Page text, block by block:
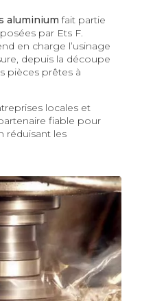
aluminium fait partie
par Ets F.
en charge l’usinage
depuis la découpe
pièces prêtes à
locales et
fiable pour
réduisant les